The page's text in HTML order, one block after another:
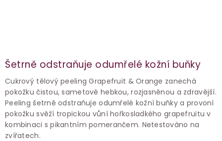
Šetrně odstraňuje odumřelé kožní buňky
Cukrový tělový peeling Grapefruit & Orange zanechá
pokožku čistou, sametově hebkou, rozjasněnou a zdravější.
Peeling šetrně odstraňuje odumřelé kožní buňky a provoní
pokožku svěží tropickou vůní hořkosladkého grapefruitu v
kombinaci s pikantním pomerančem. Netestováno na
zvířatech.